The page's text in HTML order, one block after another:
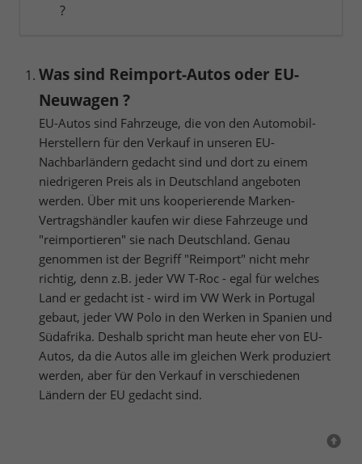
?
Was sind Reimport-Autos oder EU-
Neuwagen ?
EU-Autos sind Fahrzeuge, die von den Automobil-
Herstellern für den Verkauf in unseren EU-
Nachbarländern gedacht sind und dort zu einem
niedrigeren Preis als in Deutschland angeboten
werden. Über mit uns kooperierende Marken-
Vertragshändler kaufen wir diese Fahrzeuge und
"reimportieren" sie nach Deutschland. Genau
genommen ist der Begriff "Reimport" nicht mehr
richtig, denn z.B. jeder VW T-Roc - egal für welches
Land er gedacht ist - wird im VW Werk in Portugal
gebaut, jeder VW Polo in den Werken in Spanien und
Südafrika. Deshalb spricht man heute eher von EU-
Autos, da die Autos alle im gleichen Werk produziert
werden, aber für den Verkauf in verschiedenen
Ländern der EU gedacht sind.